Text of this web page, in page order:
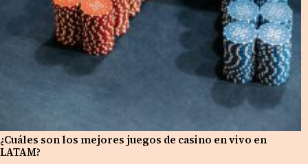
¿Cuáles son los mejores juegos de casino en vivo en
LATAM?